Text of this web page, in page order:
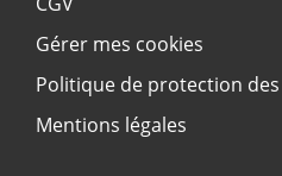
Gérer mes cookies
Politique de protection
Mentions légales